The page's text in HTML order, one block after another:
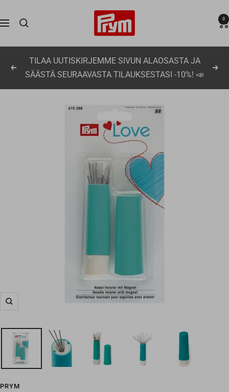
sisältöön
Navigaatio
Prym 0
Edellinen
TILAA UUTISKIRJEMME SIVUN ALAOSASTA JA
SÄÄSTÄ SEURAAVASTA TILAUKSESTASI -10%! 📣
Suurenna
PRYM